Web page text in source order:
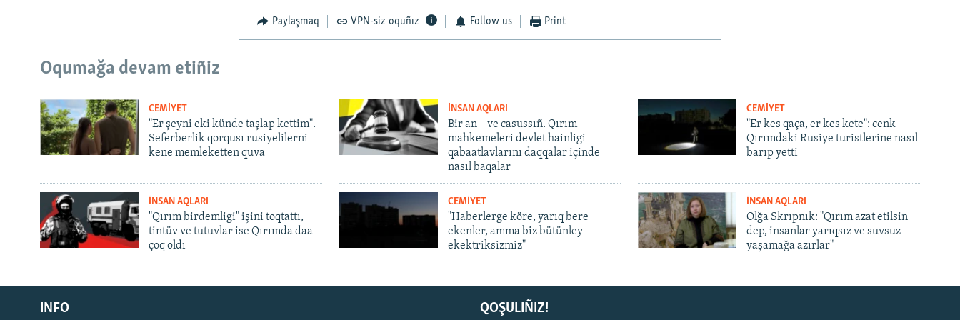
Русский
Українською
Paylaşmaq VPN-siz oquñız Follow us Print
Oqumağa devam etiñiz
CEMİYET
"Er şeyni eki künde taşlap kettim".
Seferberlik qorqusı rusiyelilerni
kene memleketten quva
İNSAN AQLARI
Bir an – ve casussıñ. Qırım
mahkemeleri devlet hainligi
qabaatlavlarını daqqalar içinde
nasıl baqalar
CEMİYET
"Er kes qaça, er kes kete": cenk
Qırımdaki Rusiye turistlerine nasıl
barıp yetti
İNSAN AQLARI
"Qırım birdemligi" işini toqtattı,
tintüv ve tutuvlar ise Qırımda daa
çoq oldı
CEMİYET
"Haberlerge köre, yarıq bere
ekenler, amma biz bütünley
ekektriksizmiz"
İNSAN AQLARI
Olğa Skrıpnık: "Qırım azat etilsin
dep, insanlar yarıqsız ve suvsuz
yaşamağa azırlar"
QOŞULIÑIZ!
INFO